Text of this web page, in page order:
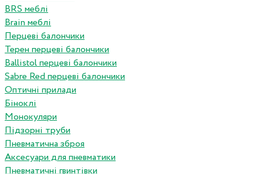
BRS меблі
Brain меблі
Перцеві балончики
Терен перцеві балончики
Ballistol перцеві балончики
Sabre Red перцеві балончики
Оптичні прилади
Біноклі
Монокуляри
Підзорні труби
Пневматична зброя
Аксесуари для пневматики
Пневматичні гвинтівки